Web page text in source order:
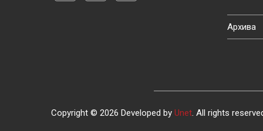
Архива
Copyright © 2026 Developed by Unet. All rights